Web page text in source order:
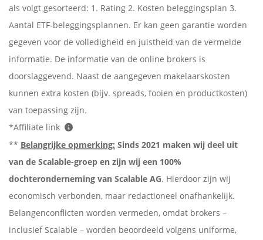
als volgt gesorteerd: 1. Rating 2. Kosten beleggingsplan 3.
Aantal ETF-beleggingsplannen. Er kan geen garantie worden
gegeven voor de volledigheid en juistheid van de vermelde
informatie. De informatie van de online brokers is
doorslaggevend. Naast de aangegeven makelaarskosten
kunnen extra kosten (bijv. spreads, fooien en productkosten)
van toepassing zijn.
*Affiliate link
** Belangrijke opmerking: Sinds 2021 maken wij deel uit
van de Scalable-groep en zijn wij een 100%
dochteronderneming van Scalable AG. Hierdoor zijn wij
economisch verbonden, maar redactioneel onafhankelijk.
Belangenconflicten worden vermeden, omdat brokers –
inclusief Scalable – worden beoordeeld volgens uniforme,